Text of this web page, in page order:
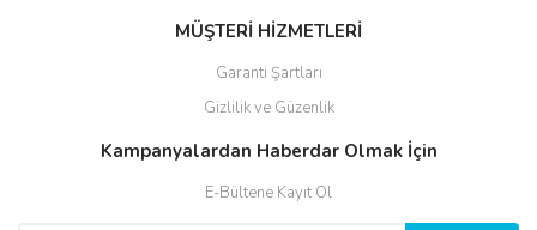
MÜŞTERİ HİZMETLERİ
Garanti Şartları
Gizlilik ve Güzenlik
Kampanyalardan Haberdar Olmak İçin
E-Bültene Kayıt Ol